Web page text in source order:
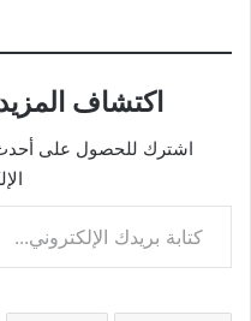
اكتشاف
اشترك للحصول على أحدث
كتابة بريدك الإلكتروني...